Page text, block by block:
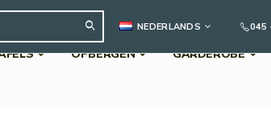
Search
TAALNEDERLANDS 045
OPBERGEN GARDEROBE